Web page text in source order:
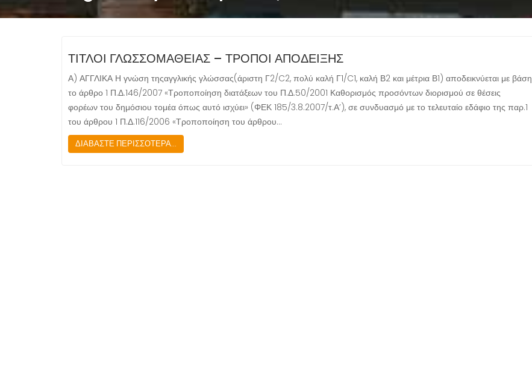
ΤΙΤΛΟΙ ΓΛΩΣΣΟΜΑΘΕΙΑΣ – ΤΡΟΠΟΙ ΑΠΟΔΕΙΞΗΣ
Α) ΑΓΓΛΙΚΑ Η γνώση τηςαγγλικής γλώσσας(άριστη Γ2/C2, πολύ καλή Γ1/C1, καλή Β2 και μέτρια Β1) αποδεικνύεται με βάση
το άρθρο 1 Π.Δ.146/2007 «Τροποποίηση διατάξεων του Π.Δ.50/2001 Καθορισμός προσόντων διορισμού σε θέσεις
φορέων του δημόσιου τομέα όπως αυτό ισχύει» (ΦΕΚ 185/3.8.2007/τ.Α’), σε συνδυασμό με το τελευταίο εδάφιο της παρ.1
του άρθρου 1 Π.Δ.116/2006 «Τροποποίηση του άρθρου…
ΔΙΑΒΑΣΤΕ ΠΕΡΙΣΣΟΤΕΡΑ...